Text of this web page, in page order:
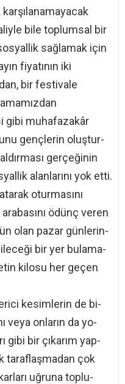
bile toplumsal bir
sağlamak için
fiyatının iki
bir festivale
gibi muhafazakâr
gençlerin oluştur-
gerçeğinin
alanlarını yok etti.
oturmasını
ödünç veren
olan pazar günlerin-
bir yer bulama-
kilosu her geçen
kesimlerin de bi-
veya onların da yo-
gibi bir çıkarım yap-
taraflaşmadan çok
uğruna toplu-